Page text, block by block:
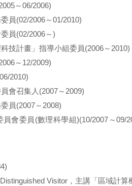
～06/2006)
員(02/2006～01/2010)
員(02/2006～)
技計畫」指導小組委員(2006～2010)
～12/2009)
2010)
會召集人(2007～2009)
員(2007～2008)
會委員(數理科學組)(10/2007～09/
Visitor，主講「區域計算